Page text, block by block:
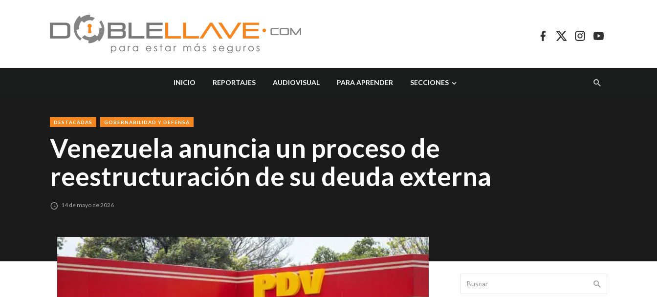
INICIO REPORTAJES AUDIOVISUAL PARA APRENDER SECCIONES
DESTACADAS GOBERNABILIDAD Y DEFENSA
Venezuela anuncia un proceso de
reestructuración de su deuda externa
14 de mayo de 2026